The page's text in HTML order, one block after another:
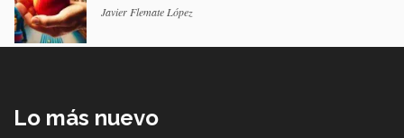
Javier Flemate López
Lo más nuevo